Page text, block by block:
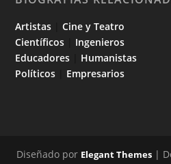
Artistas |Cine y Teatro
Científicos
Ingenieros
Educadores
Humanistas
Políticos
Empresarios
Diseñado por Elegant Themes |